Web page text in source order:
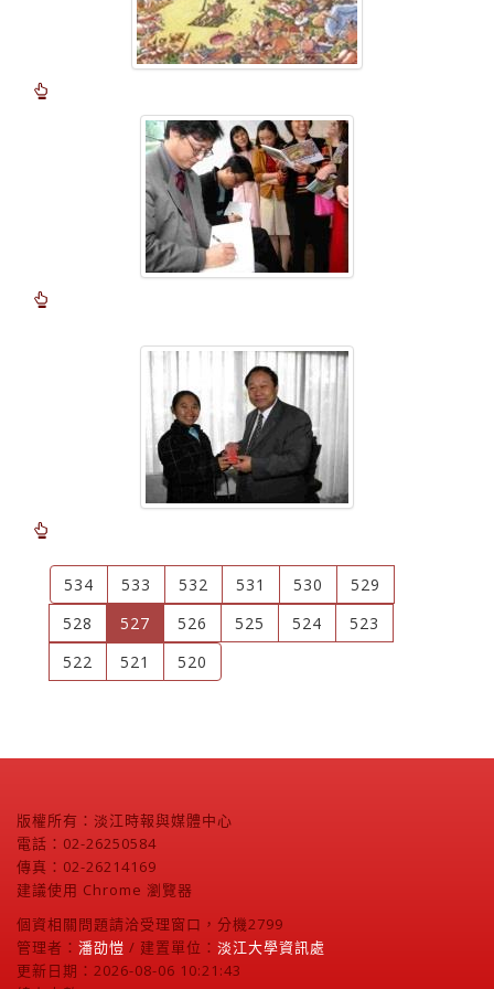
534 533 532 531 530
529
528
527 (current)
526 525 524
523
522
521 520
版權所有：淡江時報與媒體中心
電話：02-26250584
傳真：02-26214169
建議使用 Chrome 瀏覽器
個資相關問題請洽受理窗口，分機2799
管理者： 潘劭愷 / 建置單位： 淡江大學資訊處
更新日期：2026-08-06 10:21:43